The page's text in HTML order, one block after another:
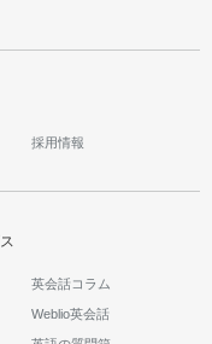
採用情報
英会話コラム
Weblio英会話